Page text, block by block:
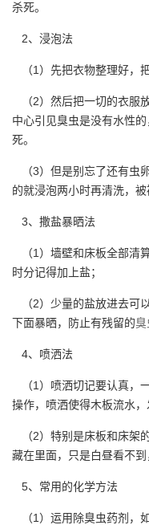
杀死。
2、浸泡法
（1）先把衣物整理好，
（2）然后把一切的衣服
中心引见臭虫是没有水性
死。
（3）但是别忘了还有虫卵
的就浸泡两小时再清洗，被
3、撒盐暴晒法
（1）墙壁和床板全部清
时分记得加上盐；
（2）少量的盐放进去可
下面暴晒，防止有残留的臭
4、喷洒法
（1）喷洒切记要认真，
操作，喷洒使得木板流水，
（2）特别是床板和床架
藏在里面，只是白昼看不到
5、常用的化学方法
（1）运用除臭虫药剂，